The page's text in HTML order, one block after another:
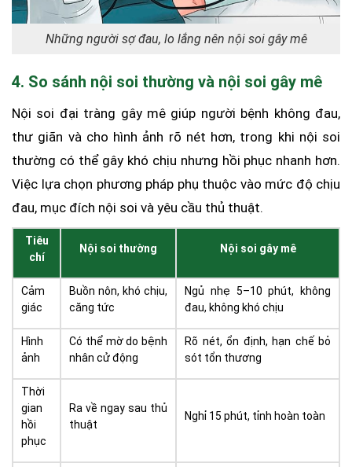
Những người sợ đau, lo lắng nên nội soi gây mê
4. So sánh nội soi thường và nội soi gây mê
Nội soi đại tràng gây mê giúp người bệnh không đau,
thư giãn và cho hình ảnh rõ nét hơn, trong khi nội soi
thường có thể gây khó chịu nhưng hồi phục nhanh hơn.
Việc lựa chọn phương pháp phụ thuộc vào mức độ chịu
đau, mục đích nội soi và yêu cầu thủ thuật.
Tiêu
chí
Nội soi thường Nội soi gây mê
Cảm
giác
Buồn nôn, khó chịu,
căng tức
Ngủ nhẹ 5–10 phút, không
đau, không khó chịu
Hình
ảnh
Có thể mờ do bệnh
nhân cử động
Rõ nét, ổn định, hạn chế bỏ
sót tổn thương
Thời
gian
hồi
phục
Ra về ngay sau thủ
thuật
Nghỉ 15 phút, tỉnh hoàn toàn